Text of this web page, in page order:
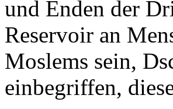
und Enden der
Reservoir an
Moslems sein,
einbegriffen,